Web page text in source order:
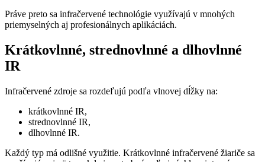
Práve preto sa infračervené technológie využívajú v mnohých
priemyselných aj profesionálnych aplikáciách.
Krátkovlnné, strednovlnné a dlhovlnné
IR
Infračervené zdroje sa rozdeľujú podľa vlnovej dĺžky na:
krátkovlnné IR,
strednovlnné IR,
dlhovlnné IR.
Každý typ má odlišné využitie. Krátkovlnné infračervené žiariče sa